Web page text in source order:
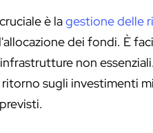
è lagestione delle
dei fondi. È
non
sugli investimenti